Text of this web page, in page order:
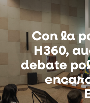
Con la
H360,
debate